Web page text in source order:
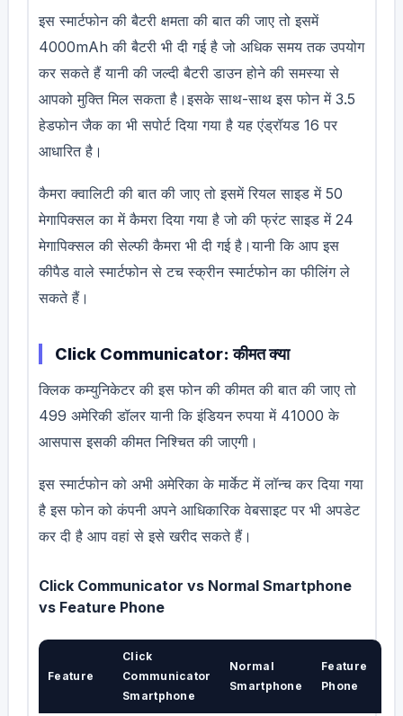
इस स्मार्टफोन की बैटरी क्षमता की बात की जाए तो इसमें
4000mAh की बैटरी भी दी गई है जो अधिक समय तक उपयोग
कर सकते हैं यानी की जल्दी बैटरी डाउन होने की समस्या से
आपको मुक्ति मिल सकता है।इसके साथ-साथ इस फोन में 3.5
हेडफोन जैक का भी सपोर्ट दिया गया है यह एंड्रॉयड 16 पर
आधारित है।
कैमरा क्वालिटी की बात की जाए तो इसमें रियल साइड में 50
मेगापिक्सल का में कैमरा दिया गया है जो की फ्रंट साइड में 24
मेगापिक्सल की सेल्फी कैमरा भी दी गई है।यानी कि आप इस
कीपैड वाले स्मार्टफोन से टच स्क्रीन स्मार्टफोन का फीलिंग ले
सकते हैं।
Click Communicator: कीमत क्या
क्लिक कम्युनिकेटर की इस फोन की कीमत की बात की जाए तो
499 अमेरिकी डॉलर यानी कि इंडियन रुपया में 41000 के
आसपास इसकी कीमत निश्चित की जाएगी।
इस स्मार्टफोन को अभी अमेरिका के मार्केट में लॉन्च कर दिया गया
है इस फोन को कंपनी अपने आधिकारिक वेबसाइट पर भी अपडेट
कर दी है आप वहां से इसे खरीद सकते हैं।
Click Communicator vs Normal Smartphone
vs Feature Phone
Feature
Click
Communicator
Smartphone
Normal
Smartphone
Feature
Phone